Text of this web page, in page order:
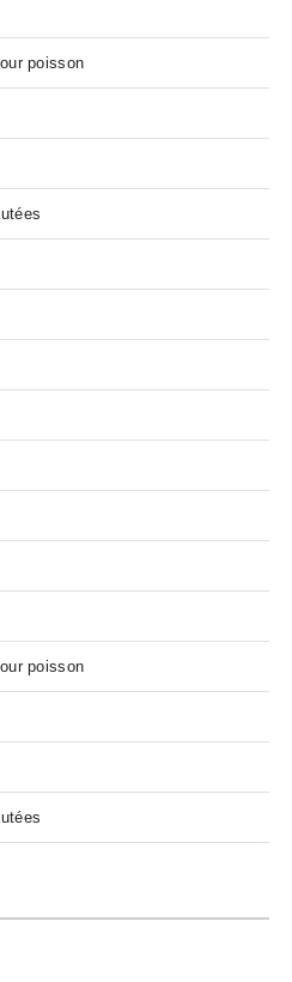
poisson
poisson